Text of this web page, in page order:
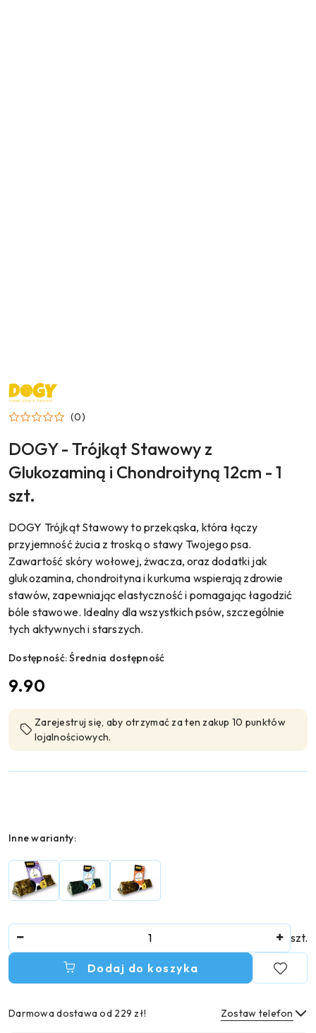
NAZWA
PRODUCENTA:
DOGY
(0)
DOGY - Trójkąt Stawowy z
Glukozaminą i Chondroityną 12cm - 1
szt.
DOGY Trójkąt Stawowy to przekąska, która łączy
przyjemność żucia z troską o stawy Twojego psa.
Zawartość skóry wołowej, żwacza, oraz dodatki jak
glukozamina, chondroityna i kurkuma wspierają zdrowie
stawów, zapewniając elastyczność i pomagając łagodzić
bóle stawowe. Idealny dla wszystkich psów, szczególnie
tych aktywnych i starszych.
Dostępność:Średnia dostępność
cena:
9.90
Zarejestruj się, aby otrzymać za ten zakup 10 punktów
lojalnościowych.
Wariant
Inne warianty:
szt.
Dodaj do koszyka
Darmowa dostawa od 229 zł! Zostaw telefon